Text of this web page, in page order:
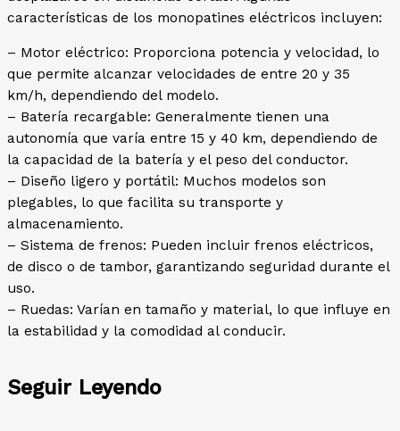
características de los monopatines eléctricos incluyen:
– Motor eléctrico: Proporciona potencia y velocidad, lo
que permite alcanzar velocidades de entre 20 y 35
km/h, dependiendo del modelo.
– Batería recargable: Generalmente tienen una
autonomía que varía entre 15 y 40 km, dependiendo de
la capacidad de la batería y el peso del conductor.
– Diseño ligero y portátil: Muchos modelos son
plegables, lo que facilita su transporte y
almacenamiento.
– Sistema de frenos: Pueden incluir frenos eléctricos,
de disco o de tambor, garantizando seguridad durante el
uso.
– Ruedas: Varían en tamaño y material, lo que influye en
la estabilidad y la comodidad al conducir.
Seguir Leyendo